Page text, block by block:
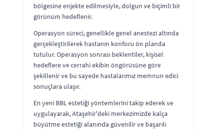
bölgesine enjekte edilmesiyle, dolgun ve biçimli bir
görünüm hedeflenir.
Operasyon süreci, genellikle genel anestezi altında
gerçekleştirilerek hastanın konforu ön planda
tutulur. Operasyon sonrası beklentiler, kişisel
hedeflere ve cerrahi ekibin öngörüsüne göre
şekillenir ve bu sayede hastalarımız memnun edici
sonuçlara ulaşır.
En yeni BBL estetiği yöntemlerini takip ederek ve
uygulayarak, Ataşehir'deki merkezimizde kalça
büyütme estetiği alanında güvenilir ve başarılı